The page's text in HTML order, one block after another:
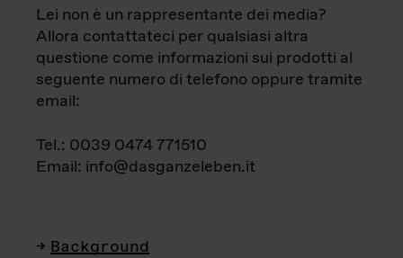
Lei non è un rappresentante dei media?
Allora contattateci per qualsiasi altra
questione come informazioni sui prodotti al
seguente numero di telefono oppure tramite
email:
Tel.: 0039 0474 771510
Email: info@dasganzeleben.it
Background